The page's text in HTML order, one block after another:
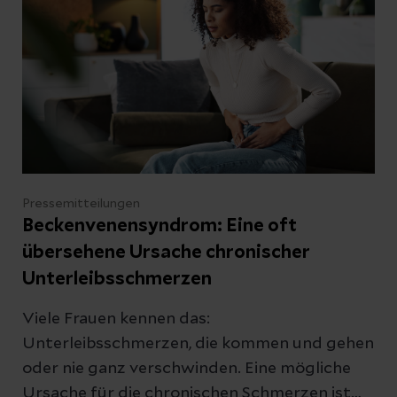
Pressemitteilungen
Beckenvenensyndrom: Eine oft
übersehene Ursache chronischer
Unterleibsschmerzen
Viele Frauen kennen das:
Unterleibsschmerzen, die kommen und gehen
oder nie ganz verschwinden. Eine mögliche
Ursache für die chronischen Schmerzen ist